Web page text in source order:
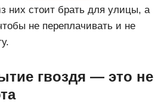
них стоит брать для улицы, а
не переплачивать и не
гвоздя — это не